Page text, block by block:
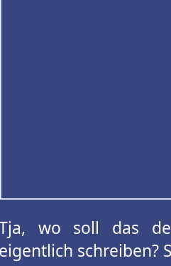
wo soll das
eigentlich schreiben?